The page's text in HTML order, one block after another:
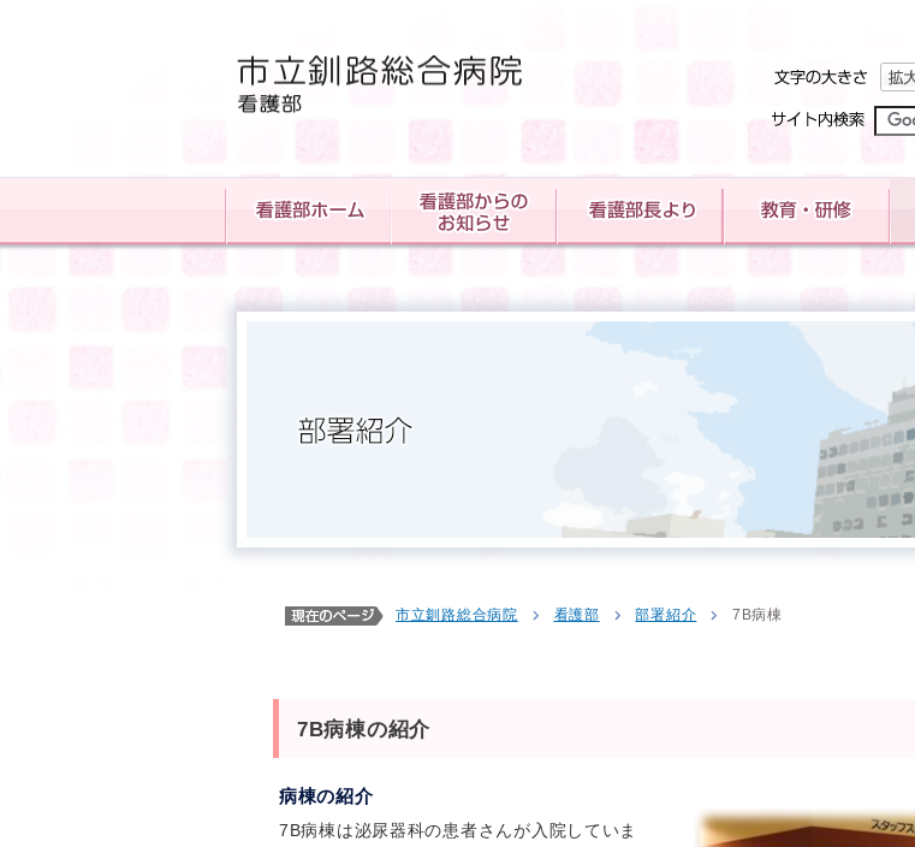
市立釧路総合病院 看護部 部署紹介 7B病棟
7B病棟の紹介
病棟の紹介
7B病棟は泌尿器科の患者さんが入院していま